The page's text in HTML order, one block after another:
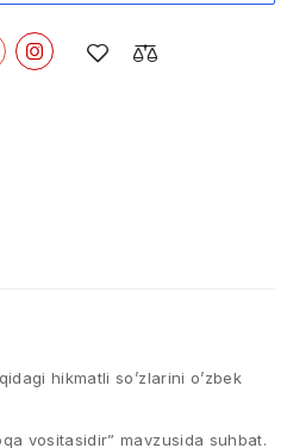
hikmаtli so’zlаrini o’zbek
vоsitаsidir” mаvzusidа suhbаt.